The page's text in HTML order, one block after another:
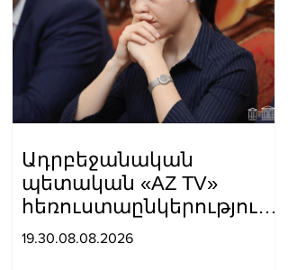
Ադրբեջանական
պետական «AZ TV»
հեռուստաընկերությունը
ռեպորտաժ է
19.30.08.08.2026